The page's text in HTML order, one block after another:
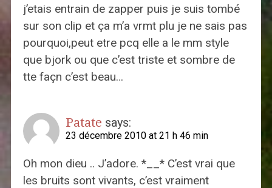
j’etais entrain de zapper puis je suis tombé
sur son clip et ça m’a vrmt plu je ne sais pas
pourquoi,peut etre pcq elle a le mm style
que bjork ou que c’est triste et sombre de
tte façn c’est beau…
Patate says:
23 décembre 2010 at 21 h 46 min
Oh mon dieu .. J’adore. *__* C’est vrai que
les bruits sont vivants, c’est vraiment